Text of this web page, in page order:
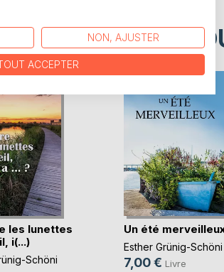
TITRES À
les lunettes
i(...)
Schöni
Un été
Esther Grünig-Schöni
7,00 € Livre
NON, AJUSTER
ACCEPTER